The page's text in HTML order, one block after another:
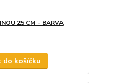
25 CM - BARVA
do košíčku